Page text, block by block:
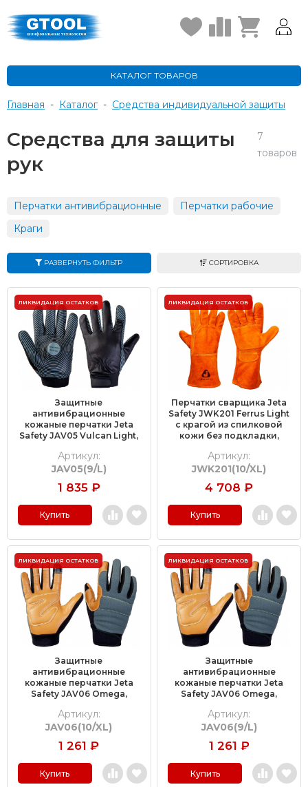
КАТАЛОГ ТОВАРОВ
Главная - Каталог - Средства индивидуальной защиты
Средства для защиты
рук
7
товаров
Перчатки антивибрационные
Перчатки рабочие
Краги
РАЗВЕРНУТЬ ФИЛЬТР СОРТИРОВКА
ЛИКВИДАЦИЯ ОСТАТКОВ
Защитные
антивибрационные
кожаные перчатки Jeta
Safety JAV05 Vulcan Light,
Артикул:
JAV05(9/L)
1 835 ₽
Купить
ЛИКВИДАЦИЯ ОСТАТКОВ
Перчатки сварщика Jeta
Safety JWK201 Ferrus Light
с крагой из спилковой
кожи без подкладки,
Артикул:
JWK201(10/XL)
4 708 ₽
Купить
ЛИКВИДАЦИЯ ОСТАТКОВ
Защитные
антивибрационные
кожаные перчатки Jeta
Safety JAV06 Omega,
Артикул:
JAV06(10/XL)
1 261 ₽
Купить
ЛИКВИДАЦИЯ ОСТАТКОВ
Защитные
антивибрационные
кожаные перчатки Jeta
Safety JAV06 Omega,
Артикул:
JAV06(9/L)
1 261 ₽
Купить